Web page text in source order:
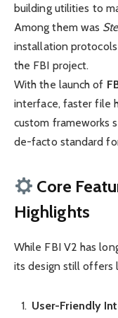
building utilities to
Among them was
installation
the FBI project.
With the launch of
interface, faster file
custom frameworks
de-facto standard
Core
Highlights
While FBI V2 has
its design still offers
User-Friendly